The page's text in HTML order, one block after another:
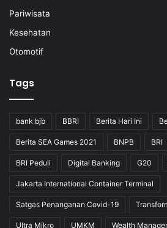
Pariwisata
Kesehatan
Otomotif
Tags
bank bjb BBRI Berita Hari Ini
Berita SEA Games 2021 BNPB BRI
BRI Peduli Digital Banking G20
Jakarta International Container Terminal
Satgas Penanganan Covid-19
Ultra Mikro UMKM Wealth